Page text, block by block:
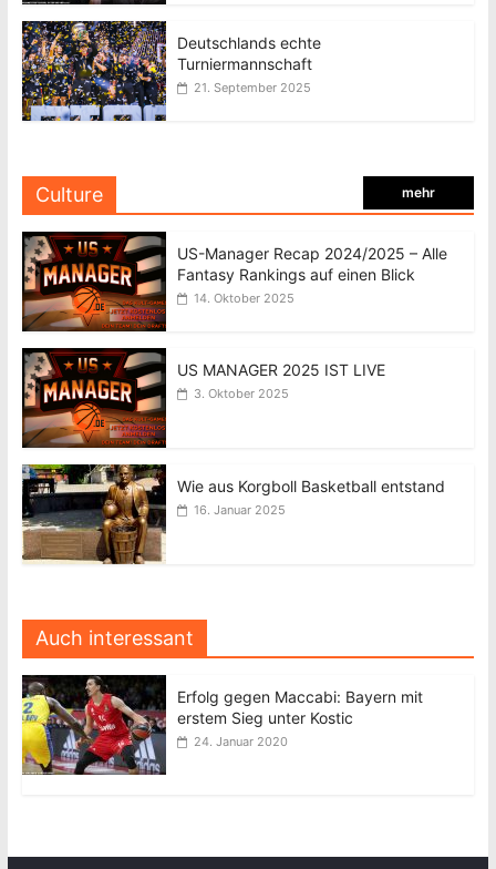
Deutschlands echte
Turniermannschaft
21. September 2025
Culture mehr
US-Manager Recap 2024/2025 – Alle
Fantasy Rankings auf einen Blick
14. Oktober 2025
US MANAGER 2025 IST LIVE
3. Oktober 2025
Wie aus Korgboll Basketball entstand
16. Januar 2025
Auch interessant
Erfolg gegen Maccabi: Bayern mit
erstem Sieg unter Kostic
24. Januar 2020